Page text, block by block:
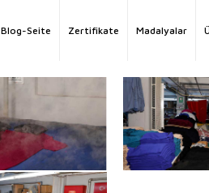
Blog-Seite Zertifikate Madalyalar